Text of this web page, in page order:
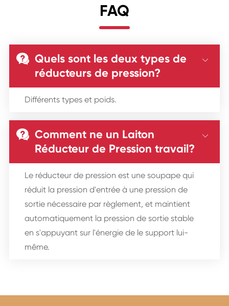
FAQ
 Quels sont les deux types de
réducteurs de pression?

Différents types et poids.
 Comment ne un Laiton
Réducteur de Pression travail?

Le réducteur de pression est une soupape qui
réduit la pression d'entrée à une pression de
sortie nécessaire par règlement, et maintient
automatiquement la pression de sortie stable
en s'appuyant sur l'énergie de le support lui-
même.